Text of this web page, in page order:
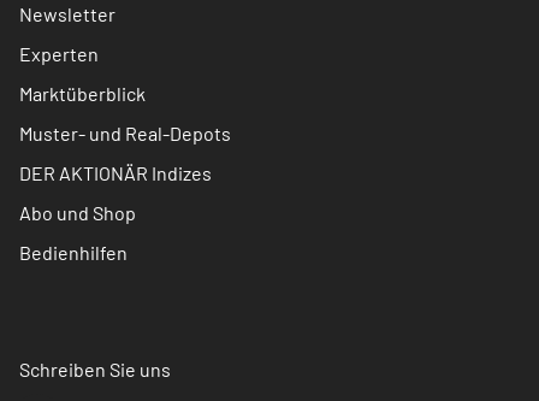
Newsletter
Experten
Marktüberblick
Muster- und Real-Depots
DER AKTIONÄR Indizes
Abo und Shop
Bedienhilfen
Schreiben Sie uns